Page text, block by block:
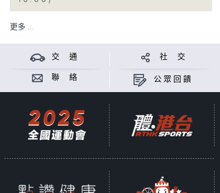
更多 ...
交 通 社 交
聯 絡 公眾回饋